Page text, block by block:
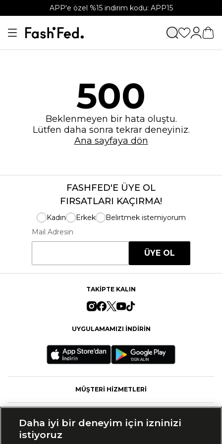
APP'e özel %15 indirim kodu: APP15
500
Beklenmeyen bir hata oluştu.
Lütfen daha sonra tekrar deneyiniz.
Ana sayfaya dön
FASHFED'E ÜYE OL
FIRSATLARI KAÇIRMA!
Kadın Erkek
Belirtmek istemiyorum
Mail Adresin
ÜYE OL
TAKİPTE KALIN
UYGULAMAMIZI İNDİRİN
MÜŞTERİ HİZMETLERİ
Daha iyi bir deneyim için izninizi
istiyoruz